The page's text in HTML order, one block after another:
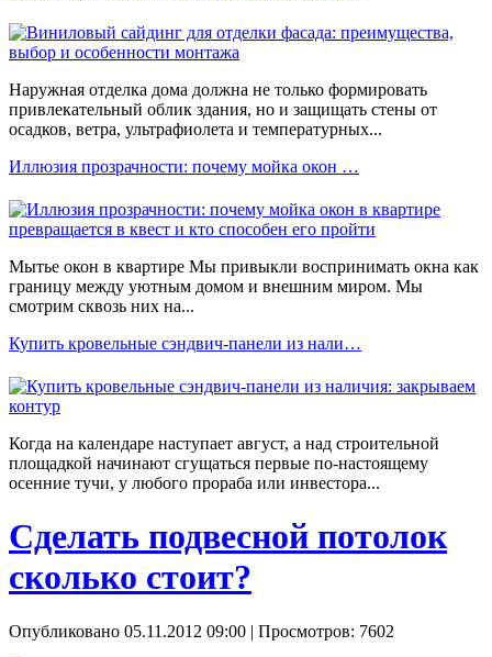
Наружная отделка дома должна не только формировать
привлекательный облик здания, но и защищать стены от
осадков, ветра, ультрафиолета и температурных...
Иллюзия прозрачности: почему мойка окон …
Мытье окон в квартире Мы привыкли воспринимать окна как
границу между уютным домом и внешним миром. Мы
смотрим сквозь них на...
Купить кровельные сэндвич-панели из нали…
Когда на календаре наступает август, а над строительной
площадкой начинают сгущаться первые по-настоящему
осенние тучи, у любого прораба или инвестора...
Сделать подвесной потолок
сколько стоит?
Опубликовано 05.11.2012 09:00 | Просмотров: 7602